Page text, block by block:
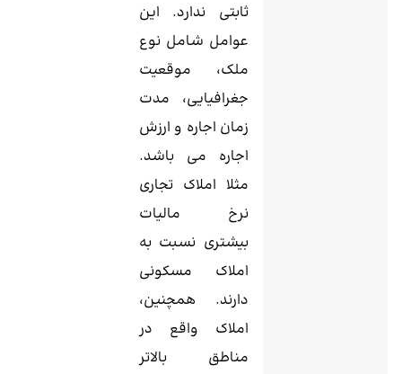
ثابتی ندارد. این
عوامل شامل نوع
ملک، موقعیت
جغرافیایی، مدت
زمان اجاره و ارزش
اجاره می باشد.
مثلا املاک تجاری
نرخ مالیات
بیشتری نسبت به
املاک مسکونی
دارند. همچنین،
املاک واقع در
مناطق بالاتر